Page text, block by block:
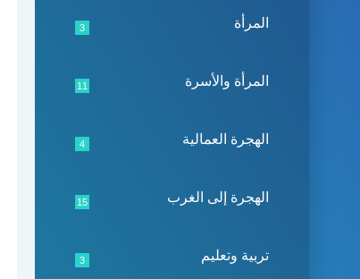
المرأة 3
المرأة والأسرة 11
الهجرة العمالية 4
الهجرة إلى الغرب 15
تربية وتعليم 3